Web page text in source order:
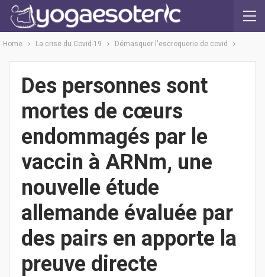
Home La crise du Covid-19 Démasquer l'escroquerie de covid
Des personnes sont
mortes de cœurs
endommagés par le
vaccin à ARNm, une
nouvelle étude
allemande évaluée par
des pairs en apporte la
preuve directe